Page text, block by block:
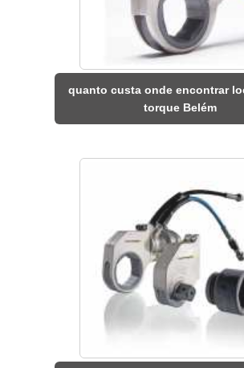
quanto custa onde encontrar
torque Belém